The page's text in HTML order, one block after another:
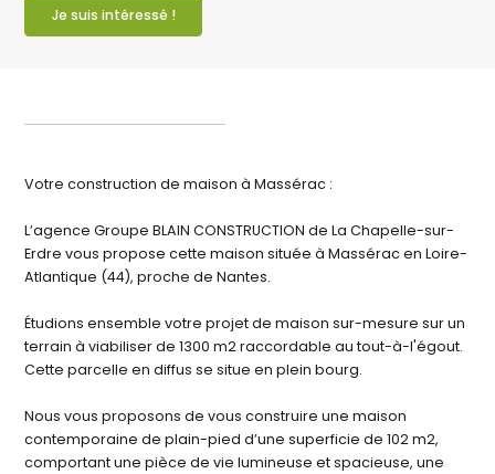
Je suis intéressé !
Votre construction de maison à Massérac :
L’agence Groupe BLAIN CONSTRUCTION de La Chapelle-sur-
Erdre vous propose cette maison située à Massérac en Loire-
Atlantique (44), proche de Nantes.
Étudions ensemble votre projet de maison sur-mesure sur un
terrain à viabiliser de 1300 m2 raccordable au tout-à-l'égout.
Cette parcelle en diffus se situe en plein bourg.
Nous vous proposons de vous construire une maison
contemporaine de plain-pied d’une superficie de 102 m2,
comportant une pièce de vie lumineuse et spacieuse, une